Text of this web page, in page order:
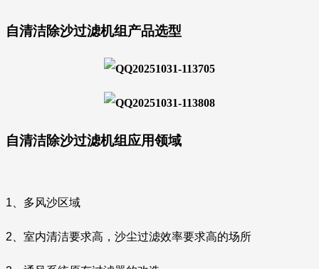
自清洁除沙过滤机组产品选型
自清洁除沙过滤机组应用领域
1、多风沙区域
2、室内清洁要求高，沙尘过滤效率要求高的场所